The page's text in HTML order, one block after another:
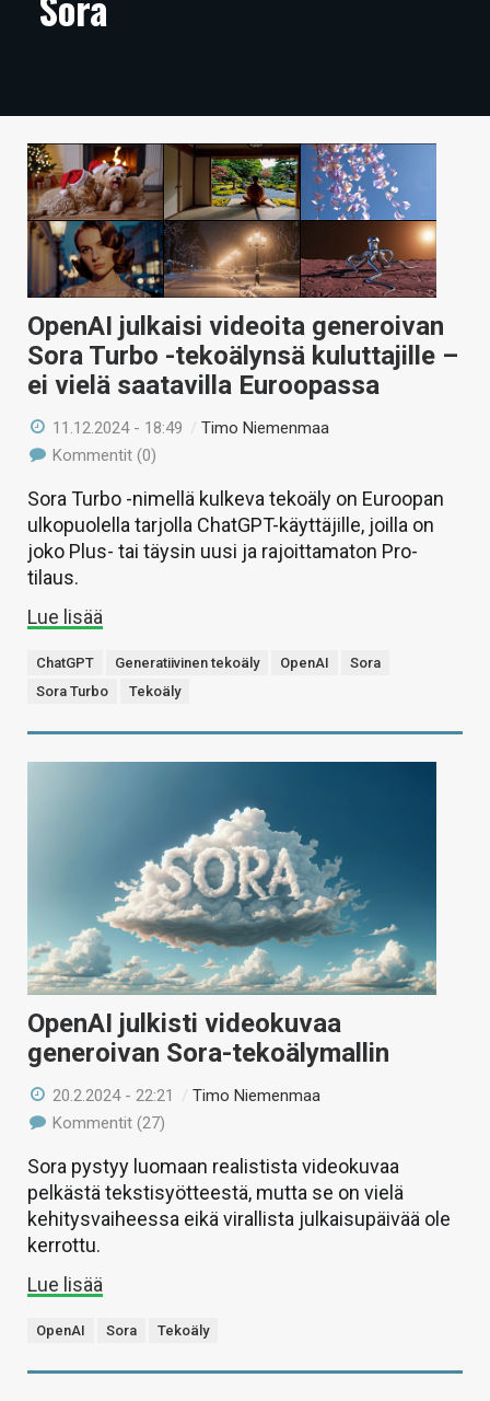
ARTIKKELIT
TECHBBS
TIETOA
HINTA.FI
KAUPPA
VAIHDA TEEMA
OpenAI julkaisi videoita generoivan
Sora Turbo -tekoälynsä kuluttajille –
ei vielä saatavilla Euroopassa
11.12.2024 - 18:49 /Timo Niemenmaa
Kommentit (0)
Sora Turbo -nimellä kulkeva tekoäly on Euroopan
ulkopuolella tarjolla ChatGPT-käyttäjille, joilla on
joko Plus- tai täysin uusi ja rajoittamaton Pro-
tilaus.
Lue lisää
ChatGPT Generatiivinen tekoäly OpenAI
Sora
Sora Turbo
Tekoäly
OpenAI julkisti videokuvaa
generoivan Sora-tekoälymallin
20.2.2024 - 22:21 /Timo Niemenmaa
Kommentit (27)
Sora pystyy luomaan realistista videokuvaa
pelkästä tekstisyötteestä, mutta se on vielä
kehitysvaiheessa eikä virallista julkaisupäivää ole
kerrottu.
Lue lisää
OpenAI Sora Tekoäly